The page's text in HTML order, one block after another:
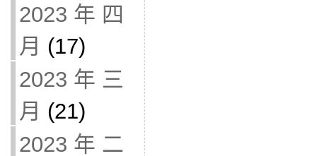
2023 年 四
月 (17)
2023 年 三
月 (21)
2023 年 二